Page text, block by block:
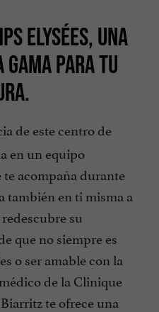
ELYSÉES, UNA
GAMA PARA TU
de este centro de
en un equipo
acompaña durante
también en ti misma a
su
que no siempre es
o ser amable con la
de la Clinique
te ofrece una